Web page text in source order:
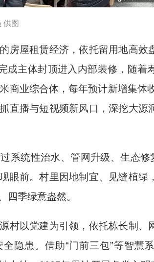
供图
屋租赁经济，依托留用地高效
成主体封顶进入内部装修，随着
商业综合体，每年预计新增集体
直播与短视频新风口，深挖大源
统性治水、管网升级、生态修
眼前。村里因地制宜、见缝植绿
四季绿意盎然。
以党建为引领，依托栋长制、
隐患。借助“门前三包”等智慧